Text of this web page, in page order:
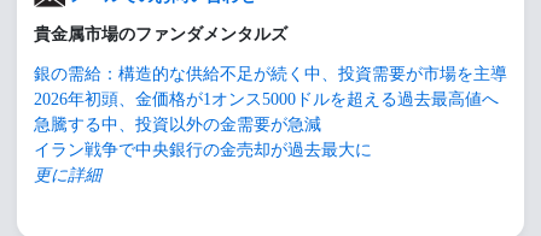
貴金属市場のファンダメンタルズ
銀の需給：構造的な供給不足が続く中、投資需要が市場を主導
2026年初頭、金価格が1オンス5000ドルを超える過去最高値へ
急騰する中、投資以外の金需要が急減
イラン戦争で中央銀行の金売却が過去最大に
更に詳細